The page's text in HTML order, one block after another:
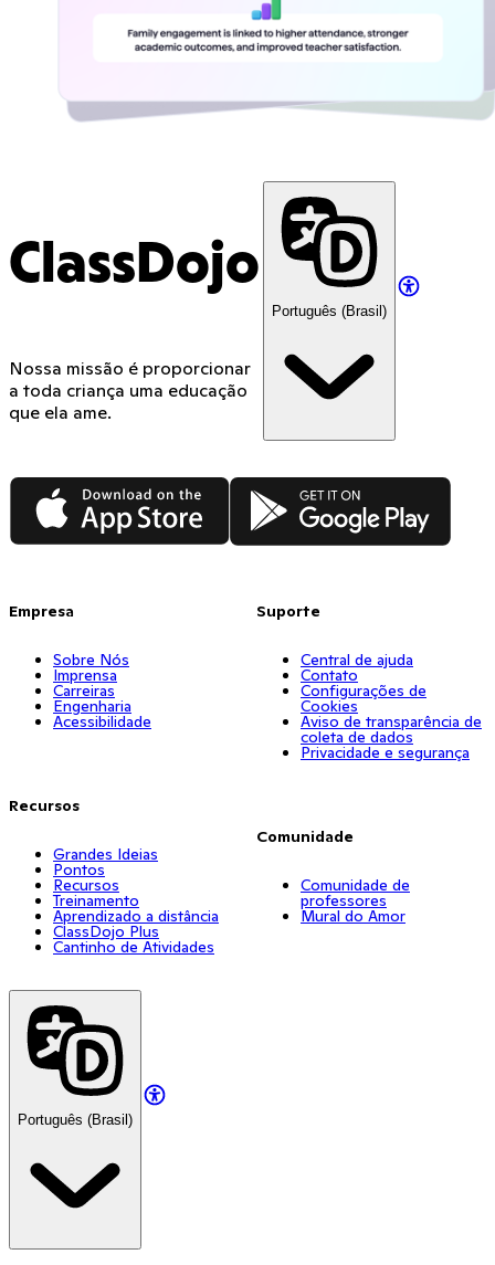
ClassDojo
Nossa missão é proporcionar
a toda criança uma educação
que ela ame.
Português (Brasil)
App Store Google Play
Empresa
Sobre Nós
Imprensa
Carreiras
Engenharia
Acessibilidade
Recursos
Grandes Ideias
Pontos
Recursos
Treinamento
Aprendizado a distância
ClassDojo Plus
Cantinho de Atividades
Suporte
Central de ajuda
Contato
Configurações de
Cookies
Aviso de transparência de
coleta de dados
Privacidade e segurança
Comunidade
Comunidade de
professores
Mural do Amor
Português (Brasil)